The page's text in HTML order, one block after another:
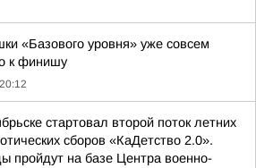
«Базового уровня» уже совсем
к финишу
20:12
стартовал второй поток летних
сборов «КаДетство 2.0».
пройдут на базе Центра военно-